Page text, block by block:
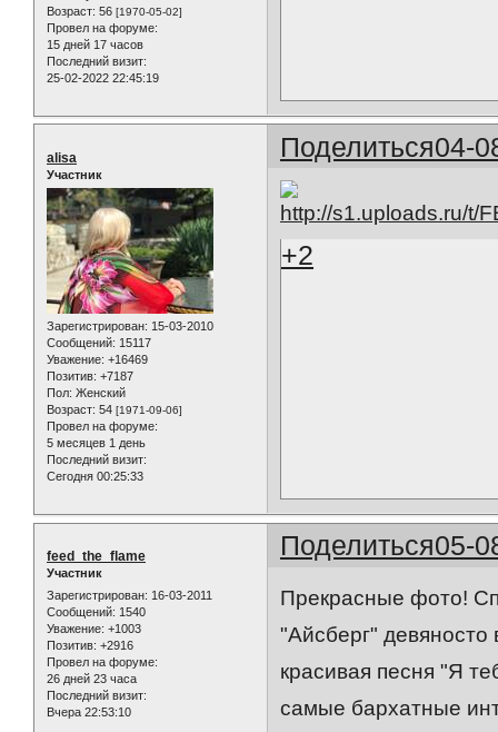
Возраст: 56 [1970-05-02]
Провел на форуме:
15 дней 17 часов
Последний визит:
25-02-2022 22:45:19
Поделиться04-
alisa
Участник
Зарегистрирован: 15-03-2010
Сообщений: 15117
Уважение: +16469
Позитив: +7187
Пол: Женский
Возраст: 54 [1971-09-06]
Провел на форуме:
5 месяцев 1 день
Последний визит:
Сегодня 00:25:33
+2
Поделиться05-
feed_the_flame
Участник
Зарегистрирован: 16-03-2011
Сообщений: 1540
Уважение: +1003
Позитив: +2916
Провел на форуме:
26 дней 23 часа
Последний визит:
Вчера 22:53:10
Прекрасные фото!
"Айсберг" девяносто
красивая песня "Я
самые бархатные